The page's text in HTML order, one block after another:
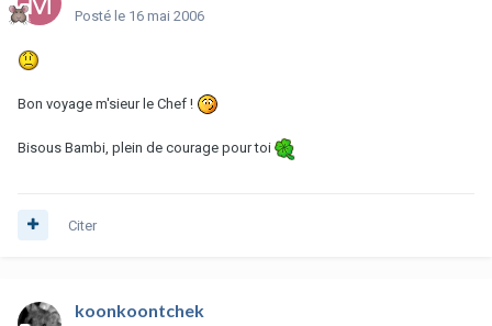
Posté le 16 mai 2006
Bon voyage m'sieur le Chef !
Bisous Bambi, plein de courage pour toi
Citer
koonkoontchek